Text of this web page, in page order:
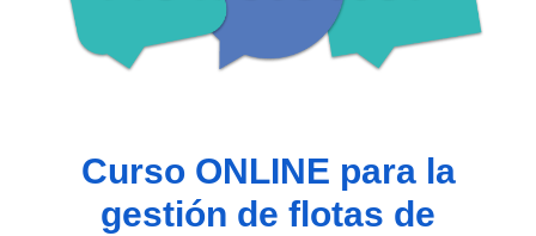
Curso ONLINE para la
gestión de flotas de